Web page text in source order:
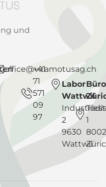
und
office@vitamotusag.ch
+41
71
571
09
97
Labor
Wattwil
2
9630
Wattwil
Büro
1
8002